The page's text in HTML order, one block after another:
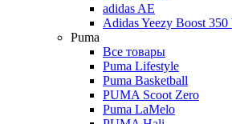
adidas AE
Adidas Yeezy Boost
Puma
Все товары
Puma Lifestyle
Puma Basketball
PUMA Scoot Zero
Puma LaMelo